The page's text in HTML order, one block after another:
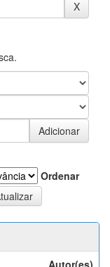
Ordenar
Autor(es)